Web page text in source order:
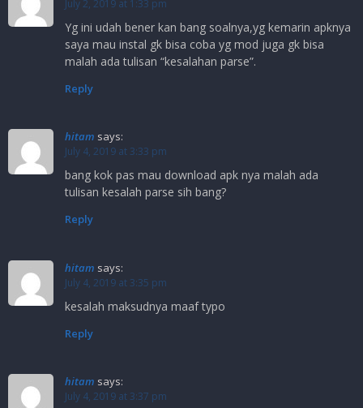
July 2, 2019 at 1:33 pm
Yg ini udah bener kan bang soalnya,yg kemarin apknya
saya mau instal gk bisa coba yg mod juga gk bisa
malah ada tulisan “kesalahan parse”.
Reply
hitam says:
July 4, 2019 at 3:33 pm
bang kok pas mau download apk nya malah ada
tulisan kesalah parse sih bang?
Reply
hitam says:
July 4, 2019 at 3:35 pm
kesalah maksudnya maaf typo
Reply
hitam says:
July 4, 2019 at 3:37 pm